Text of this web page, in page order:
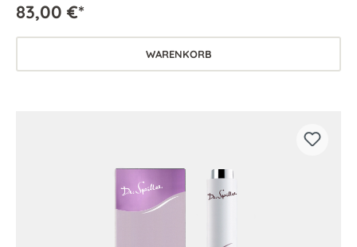
83,00 €*
WARENKORB